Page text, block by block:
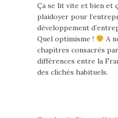
Ça se lit vite et bien et
plaidoyer pour
développement
Quel optimisme !
A
chapitres consacrés
différences entre la
des clichés habituels.